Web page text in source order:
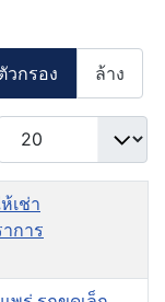
วกรอง ล้าง
แสดง #
เช่า
การ